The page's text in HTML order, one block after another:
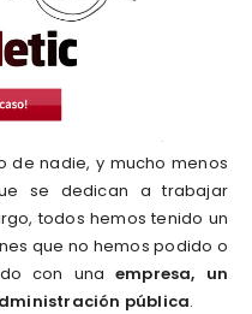
de nadie, y mucho menos
se dedican a trabajar
todos hemos tenido un
que no hemos podido o
con unaempresa, un
pública.